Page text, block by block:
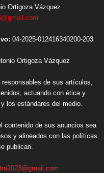
Ortigoza Vázquez
04-2025-012416340200-203
Ortigoza Vázquez
de sus artículos,
actuando con ética y
los estándares del medio.
contenido de sus anuncios sea
y alineados con las políticas
publican.